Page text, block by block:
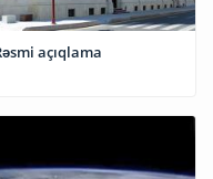
açıqlama